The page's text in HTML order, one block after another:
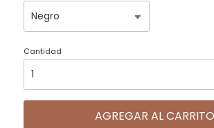
Cantidad
AGREGAR AL CARRITO